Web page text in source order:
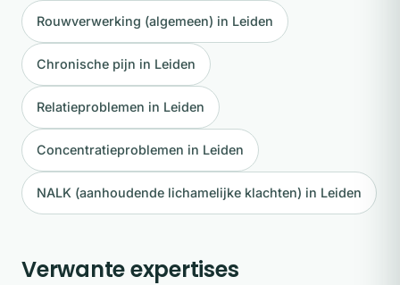
Rouwverwerking (algemeen) in Leiden
Chronische pijn in Leiden
Relatieproblemen in Leiden
Concentratieproblemen in Leiden
NALK (aanhoudende lichamelijke klachten) in Leiden
Verwante expertises